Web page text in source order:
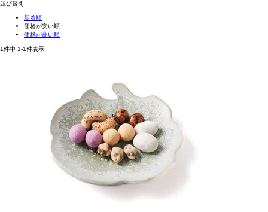
並び替え
新着順
価格が安い順
価格が高い順
1件中 1-1件表示